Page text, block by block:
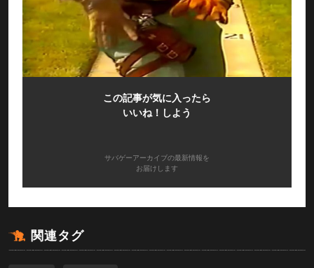
この記事が気に入ったら
いいね！しよう
サバゲーアーカイブの最新情報を
お届けします
関連タグ